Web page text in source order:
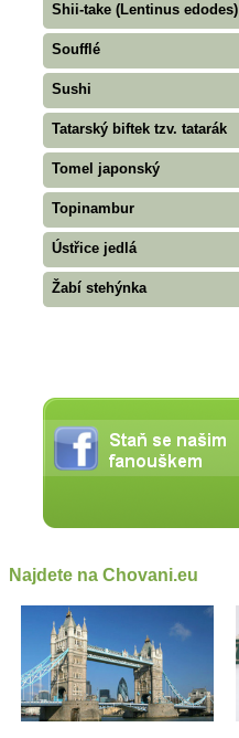
Shii-take (Lentinus edodes)
Soufflé
Sushi
Tatarský biftek tzv. tatarák
Tomel japonský
Topinambur
Ústřice jedlá
Žabí stehýnka
Najdete na Chovani.eu